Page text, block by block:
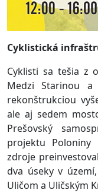
Cyklistická
Cyklisti sa tešia z
Medzi Starinou
rekonštrukciou
ale aj sedem
Prešovský
projektu
zdroje
dva úseky v
Uličom a Uličským